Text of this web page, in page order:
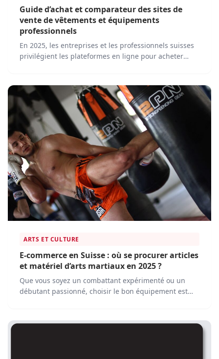
Guide d’achat et comparateur des sites de
vente de vêtements et équipements
professionnels
En 2025, les entreprises et les professionnels suisses
privilégient les plateformes en ligne pour acheter
acteurs dominent le marché en proposant des
solutions adaptées aux besoins des clients.
ARTS ET CULTURE
E-commerce en Suisse : où se procurer articles
et matériel d’arts martiaux en 2025 ?
Que vous soyez un combattant expérimenté ou un
débutant passionné, choisir le bon équipement est
sans avoir à quitter votre domicile.